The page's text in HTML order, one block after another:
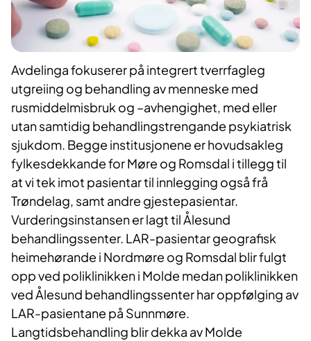
Avdelinga fokuserer på integrert tverrfagleg
utgreiing og behandling av menneske med
rusmiddelmisbruk og –avhengighet, med eller
utan samtidig behandlingstrengande psykiatrisk
sjukdom. Begge institusjonene er hovudsakleg
fylkesdekkande for Møre og Romsdal i tillegg til
at vi tek imot pasientar til innlegging også frå
Trøndelag, samt andre gjestepasientar.
Vurderingsinstansen er lagt til Ålesund
behandlingssenter. LAR-pasientar geografisk
heimehørande i Nordmøre og Romsdal blir fulgt
opp ved poliklinikken i Molde medan poliklinikken
ved Ålesund behandlingssenter har oppfølging av
LAR-pasientane på Sunnmøre.
Langtidsbehandling blir dekka av Molde